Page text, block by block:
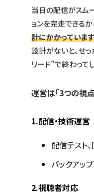
当日の配信がスム
ョンを完走できるか
計にかかっています
設計がないと、せ
リード”で終わって
運営は「3つの視
1.配信・技術運営
配信テスト
バックアッ
2.視聴者対応